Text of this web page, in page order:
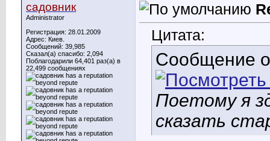
садовник
Administrator
Регистрация: 28.01.2009
Адрес: Киев.
Сообщений: 39,985
Сказал(а) спасибо: 2,094
Поблагодарили 64,401 раз(а) в
22,499 сообщениях
Цитата:
Сообщение
Поетому я
сказать